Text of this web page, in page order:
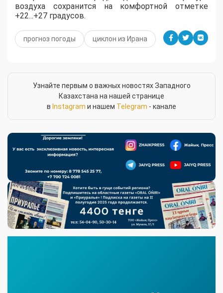
воздуха сохранится на комфортной отметке
+22...+27 градусов.
прогноз погоды циклон из Ирана
Узнайте первым о важных новостях Западного
Казахстана на нашей странице
в Instagram и нашем Telegram - канале